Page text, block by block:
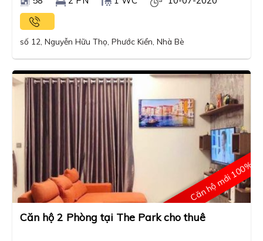
số 12, Nguyễn Hữu Thọ, Phước Kiển, Nhà Bè
Căn hộ mới 100%
Căn hộ 2 Phòng tại The Park cho thuê